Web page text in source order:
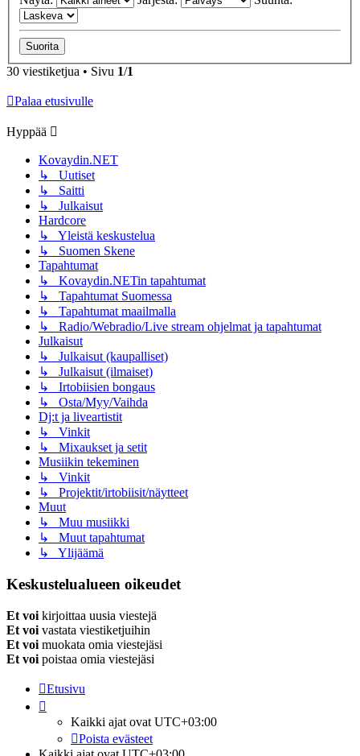
30 viestiketjua • Sivu 1/1
Palaa etusivulle
Hyppää
Kovaydin.NET
↳ Uutiset
↳ Saitti
↳ Julkaisut
Hardcore
↳ Yleistä keskustelua
↳ Suomen Skene
Tapahtumat
↳ Kovaydin.NETin tapahtumat
↳ Tapahtumat Suomessa
↳ Tapahtumat maailmalla
↳ Radio/Webradio/Live stream ohjelmat ja tapahtumat
Julkaisut
↳ Julkaisut (kaupalliset)
↳ Julkaisut (ilmaiset)
↳ Irtobiisien bongaus
↳ Osta/Myy/Vaihda
Dj:t ja liveartistit
↳ Vinkit
↳ Mixaukset ja setit
Musiikin tekeminen
↳ Vinkit
↳ Projektit/irtobiisit/näytteet
Muut
↳ Muu musiikki
↳ Muut tapahtumat
↳ Ylijäämä
Keskustelualueen oikeudet
Et voi kirjoittaa uusia viestejä
Et voi vastata viestiketjuihin
Et voi muokata omia viestejäsi
Et voi poistaa omia viestejäsi
Etusivu
Kaikki ajat ovat UTC+03:00
Poista evästeet